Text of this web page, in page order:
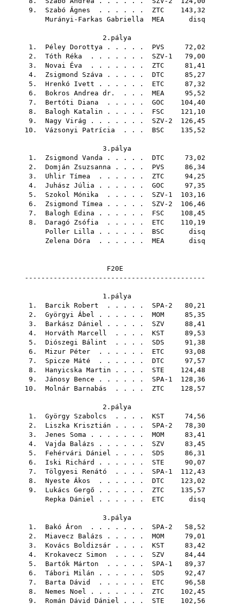
9. Szabó Ágnes . . . . . . ZTC 143,32
Murányi-Farkas Gabriella
MEA disq
2.pálya
1. Péley Dorottya . . . . . PVS 72,02
2. Tóth Réka . . . . . . . SZV-1 79,00
3. Novai Éva . . . . . . . ZTC 81,41
4. Zsigmond Száva . . . . . DTC 85,27
5. Hrenkó Ivett . . . . . . ETC 87,32
6. Bokros Andrea dr. . . . MEA 95,52
7. Bertóti Diana . . . . . GOC 104,40
8. Balogh Katalin . . . . . FSC 121,10
9. Nagy Virág . . . . . . . SZV-2 126,45
10. Vázsonyi Patrícia . . . BSC 135,52
3.pálya
1. Zsigmond Vanda . . . . . DTC 73,02
2. Domján Zsuzsanna . . . . PVS 86,34
3. Uhlir Tímea . . . . . . ZTC 94,25
4. Juhász Júlia . . . . . . GOC 97,35
5. Szokol Mónika . . . . . SZV-1 103,16
6. Zsigmond Tímea . . . . . SZV-2 106,46
7. Balogh Edina . . . . . . FSC 108,45
8. Daragó Zsófia . . . . . ETC 110,19
Poller Lilla . . . . . . BSC disq
Zelena Dóra . . . . . . MEA disq
F20E
--------------------------------------------
1.pálya
1. Barcik Robert . . . . . SPA-2 80,21
2. Györgyi Ábel . . . . . . MOM 85,35
3. Barkász Dániel . . . . . SZV 88,41
4. Horváth Marcell . . . . KST 89,53
5. Diószegi Bálint . . . . SDS 91,38
6. Mizur Péter . . . . . . ETC 93,08
7. Spicze Máté . . . . . . DTC 97,57
8. Hanyicska Martin . . . . STE 124,48
9. Jánosy Bence . . . . . . SPA-1 128,36
10. Molnár Barnabás . . . . ZTC 128,57
2.pálya
1. György Szabolcs . . . . KST 74,56
2. Liszka Krisztián . . . . SPA-2 78,30
3. Jenes Soma . . . . . . . MOM 83,41
4. Vajda Balázs . . . . . . SZV 83,45
5. Fehérvári Dániel . . . . SDS 86,31
6. Iski Richárd . . . . . . STE 90,07
7. Tölgyesi Renátó . . . . SPA-1 112,43
8. Nyeste Ákos . . . . . . DTC 123,02
9. Lukács Gergő . . . . . . ZTC 135,57
Repka Dániel . . . . . . ETC disq
3.pálya
1. Bakó Áron . . . . . . . SPA-2 58,52
2. Miavecz Balázs . . . . . MOM 79,01
3. Kovács Boldizsár . . . . KST 83,42
4. Krokavecz Simon . . . . SZV 84,44
5. Bartók Márton . . . . . SPA-1 89,37
6. Tábori Milán . . . . . . SDS 92,47
7. Barta Dávid . . . . . . ETC 96,58
8. Nemes Noel . . . . . . . ZTC 102,45
9. Román Dávid Dániel . . . STE 102,56